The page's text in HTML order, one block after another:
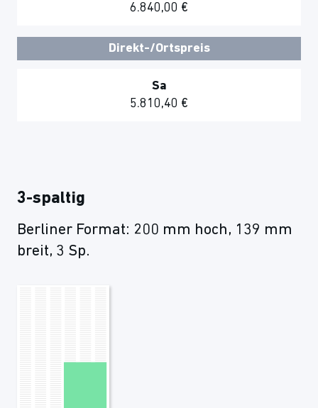
6.840,00 €
Direkt-/Ortspreis
Sa
5.810,40 €
3-spaltig
Berliner Format: 200 mm hoch, 139 mm
breit, 3 Sp.